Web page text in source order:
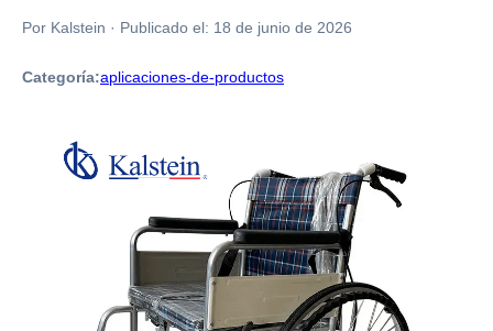
Por Kalstein · Publicado el: 18 de junio de 2026
Categoría:aplicaciones-de-productos